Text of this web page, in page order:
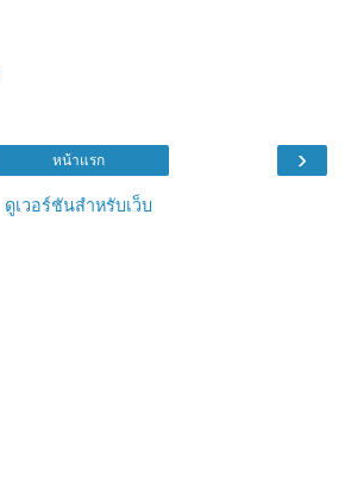
›
หน้าแรก
ดูเวอร์ชันสำหรับเว็บ